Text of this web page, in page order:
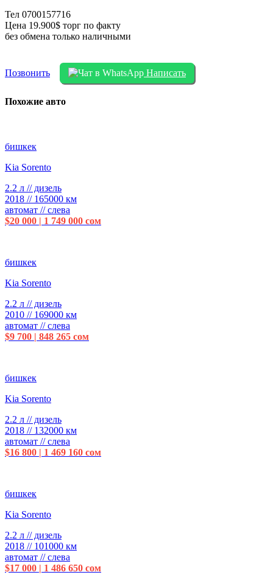
Тел 0700157716
Цена 19.900$ торг по факту
без обмена только наличными
Позвонить Написать
Похожие авто
бишкек
Kia Sorento
2.2 л // дизель
2018 // 165000 км
автомат // слева
$20 000 | 1 749 000 сом
бишкек
Kia Sorento
2.2 л // дизель
2010 // 169000 км
автомат // слева
$9 700 | 848 265 сом
бишкек
Kia Sorento
2.2 л // дизель
2018 // 132000 км
автомат // слева
$16 800 | 1 469 160 сом
бишкек
Kia Sorento
2.2 л // дизель
2018 // 101000 км
автомат // слева
$17 000 | 1 486 650 сом